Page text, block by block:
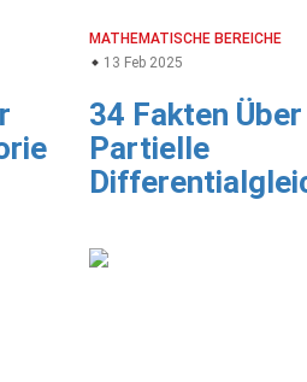
MATHEMATISCHE BEREICHE
13 Feb 2025
34 Fakten Über
Partielle